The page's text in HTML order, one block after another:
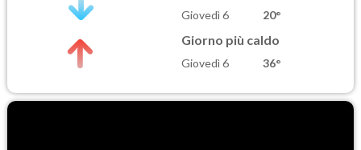
Giovedì 6 20°
Giorno più caldo
Giovedì 6 36°